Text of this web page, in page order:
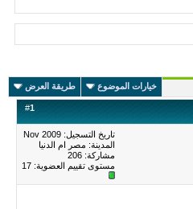
خيارات الموضوع طريقة العرض
#1
تاريخ التسجيل: Nov 2009
المدينة: مصر ام الدنيا
مشاركة: 206
مستوى تقييم العضوية: 17